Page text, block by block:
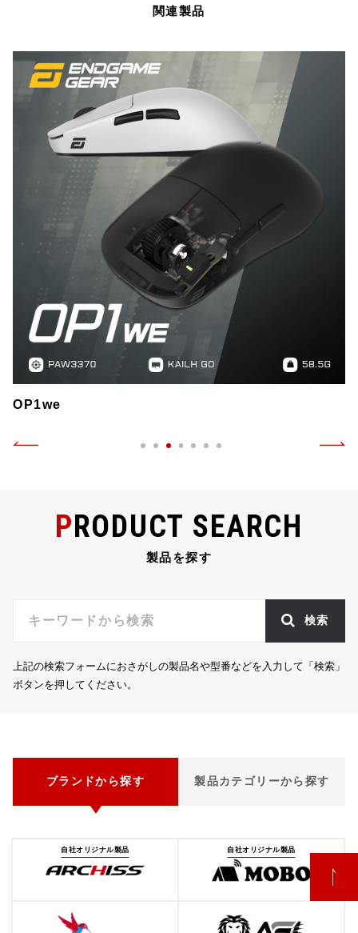
関連製品
OP1 マウスグリップ
PRODUCT SEARCH
製品を探す
検索
上記の検索フォームにおさがしの製品名や型番などを入力して「検索」
ボタンを押してください。
ブランドから探す 製品カテゴリーから探す
自社オリジナル製品 自社オリジナル製品